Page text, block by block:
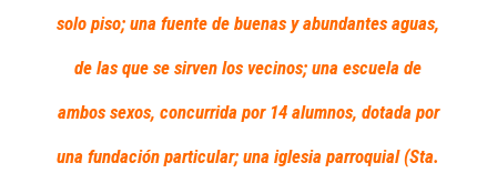
solo piso; una fuente de buenas y abundantes aguas,
de las que se sirven los vecinos; una escuela de
ambos sexos, concurrida por 14 alumnos, dotada por
una fundación particular; una iglesia parroquial (Sta.